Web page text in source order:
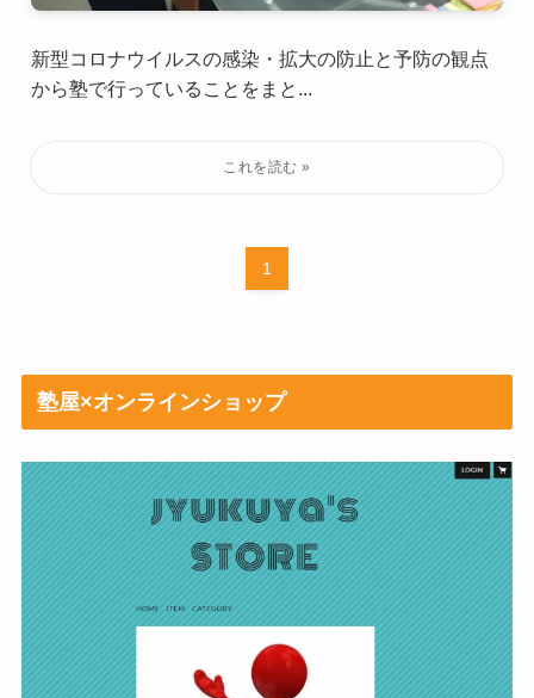
新型コロナウイルスの感染・拡大の防止と予防の観点
から塾で行っていることをまと...
1
塾屋×オンラインショップ